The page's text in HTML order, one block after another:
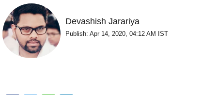
Opinion
Health & Lifestyle
Photo Gallery
Devashish Jarariya
Publish: Apr 14, 2020, 04:12 AM IST